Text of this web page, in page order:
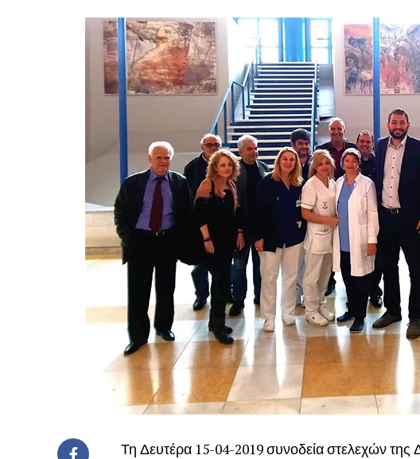
Τη Δευτέρα 15-04-2019 συνοδεία στελεχών